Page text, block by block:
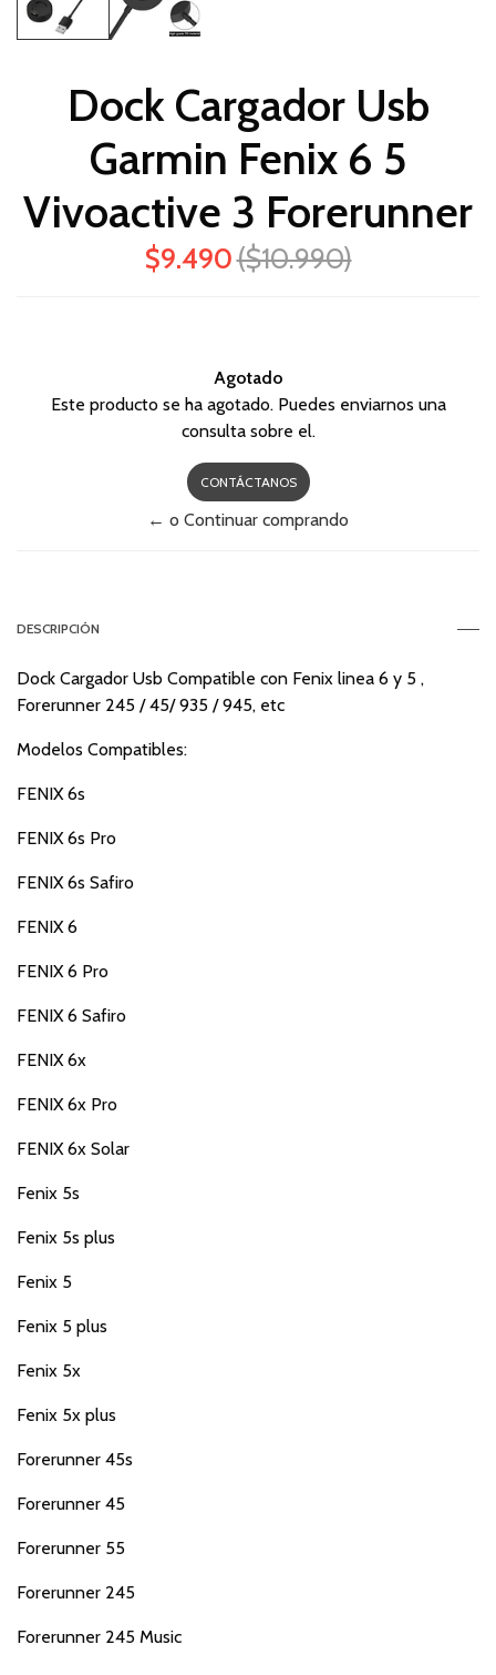
Dock Cargador Usb
Garmin Fenix 6 5
Vivoactive 3 Forerunner
$9.490($10.990)
Agotado
Este producto se ha agotado. Puedes enviarnos una
consulta sobre el.
CONTÁCTANOS
← o Continuar comprando
DESCRIPCIÓN
Dock Cargador Usb Compatible con Fenix linea 6 y 5 ,
Forerunner 245 / 45/ 935 / 945, etc
Modelos Compatibles:
FENIX 6s
FENIX 6s Pro
FENIX 6s Safiro
FENIX 6
FENIX 6 Pro
FENIX 6 Safiro
FENIX 6x
FENIX 6x Pro
FENIX 6x Solar
Fenix 5s
Fenix 5s plus
Fenix 5
Fenix 5 plus
Fenix 5x
Fenix 5x plus
Forerunner 45s
Forerunner 45
Forerunner 55
Forerunner 245
Forerunner 245 Music